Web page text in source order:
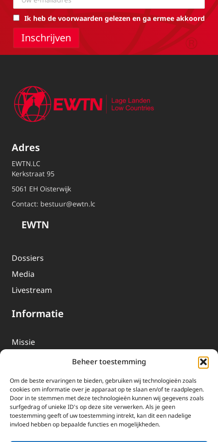
Beheer toestemming
Om de beste ervaringen te bieden, gebruiken wij technologieën zoals
cookies om informatie over je apparaat op te slaan en/of te raadplegen.
Door in te stemmen met deze technologieën kunnen wij gegevens zoals
surfgedrag of unieke ID's op deze site verwerken. Als je geen
toestemming geeft of uw toestemming intrekt, kan dit een nadelige
invloed hebben op bepaalde functies en mogelijkheden.
Ik heb de voorwaarden gelezen en ga ermee akkoord
Adres
EWTN.LC
Kerkstraat 95
5061 EH Oisterwijk
Contact: bestuur@ewtn.lc
EWTN
Dossiers
Media
Livestream
Informatie
Missie
EWTN-Team
Organisatiegegevens
Doneren